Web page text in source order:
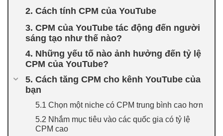
2. Cách tính CPM của YouTube
3. CPM của YouTube tác động đến người
sáng tạo như thế nào?
4. Những yếu tố nào ảnh hưởng đến tỷ lệ
CPM của YouTube?
5. Cách tăng CPM cho kênh YouTube của
bạn
5.1 Chọn một niche có CPM trung bình cao hơn
5.2 Nhắm mục tiêu vào các quốc gia có tỷ lệ
CPM cao